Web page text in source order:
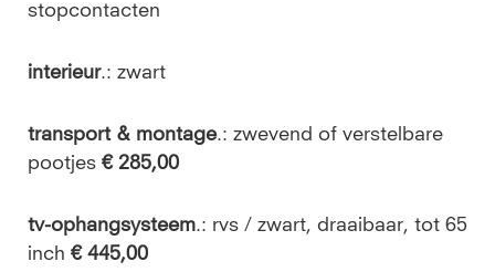
stopcontacten
interieur.: zwart
transport & montage.: zwevend of verstelbare
pootjes € 285,00
tv-ophangsysteem.: rvs / zwart, draaibaar, tot 65
inch € 445,00